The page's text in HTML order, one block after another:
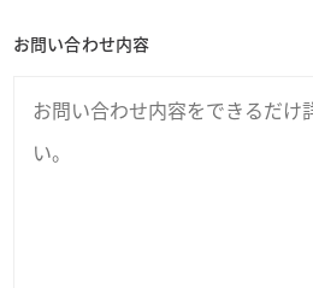
お問い合わせ内容